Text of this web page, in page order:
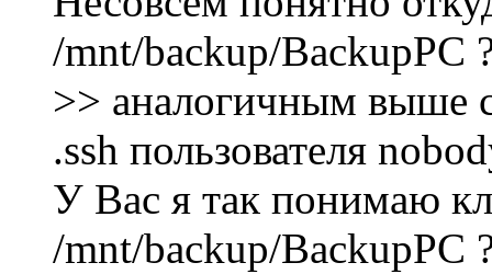
/mnt/backup/BackupPC
>> аналогичным выше
.ssh пользователя
У Вас я так понимаю
/mnt/backup/BackupPC